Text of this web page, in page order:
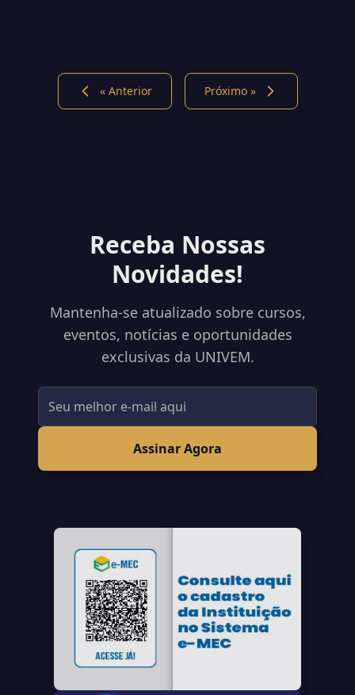
« Anterior Próximo »
Receba Nossas
Novidades!
Mantenha-se atualizado sobre cursos,
eventos, notícias e oportunidades
exclusivas da UNIVEM.
Assinar Agora